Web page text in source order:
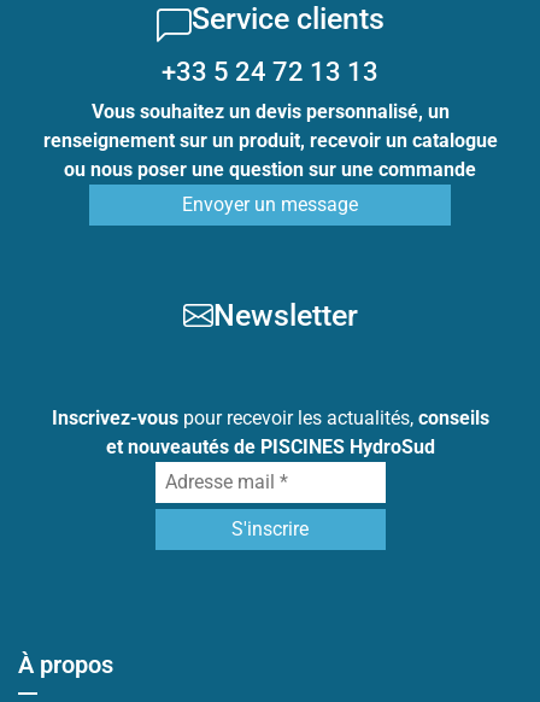
Service clients
+33 5 24 72 13 13
Vous souhaitez un devis personnalisé, un
renseignement sur un produit, recevoir un catalogue
ou nous poser une question sur une commande
Envoyer un message
Newsletter
Inscrivez-vouspour recevoir les actualités, conseils
et nouveautés de PISCINES HydroSud
À propos